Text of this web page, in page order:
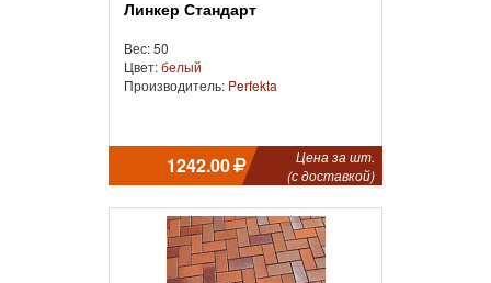
Линкер Стандарт
Вес: 50
Цвет:белый
Производитель: Perfekta
1242.00
Цена за шт.
(с доставкой)